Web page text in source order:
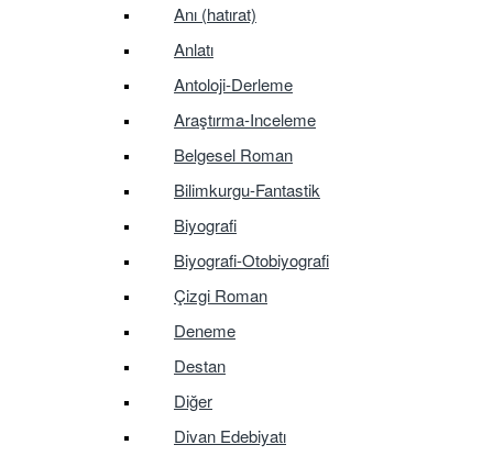
Anı (hatırat)
Anlatı
Antoloji-Derleme
Araştırma-Inceleme
Belgesel Roman
Bilimkurgu-Fantastik
Biyografi
Biyografi-Otobiyografi
Çizgi Roman
Deneme
Destan
Diğer
Divan Edebiyatı